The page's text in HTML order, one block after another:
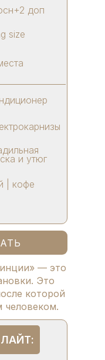
| кофе
и утюг
size
доп
— это
Это
которой
человеком.